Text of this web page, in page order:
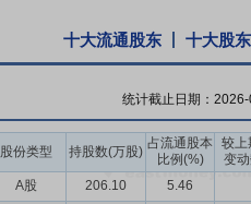
十大流通股东 十大股东
统计截止日期：
股份类型 持股数(万股)
占流通股本
比例(%)
较上
变
A股 206.10
5.46